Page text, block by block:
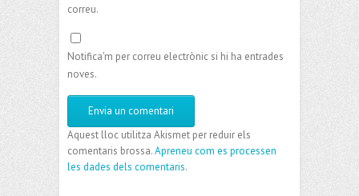
correu.
Notifica'm per correu electrònic si hi ha entrades
noves.
Aquest lloc utilitza Akismet per reduir els
comentaris brossa.Apreneu com es processen
les dades dels comentaris.